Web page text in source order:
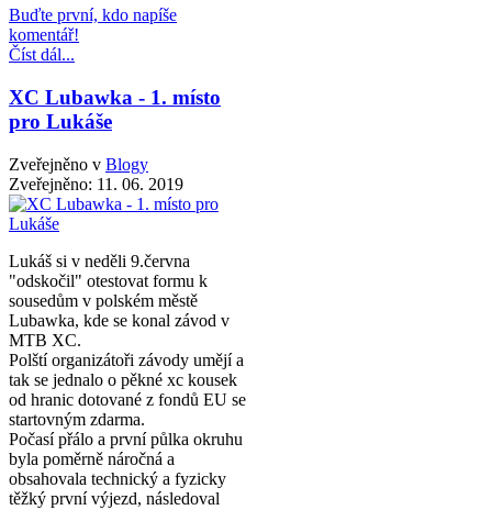
Buďte první, kdo napíše
komentář!
Číst dál...
XC Lubawka - 1. místo
pro Lukáše
Zveřejněno v Blogy
Zveřejněno: 11. 06. 2019
Lukáš si v neděli 9.června
"odskočil" otestovat formu k
sousedům v polském městě
Lubawka, kde se konal závod v
MTB XC.
Polští organizátoři závody umějí a
tak se jednalo o pěkné xc kousek
od hranic dotované z fondů EU se
startovným zdarma.
Počasí přálo a první půlka okruhu
byla poměrně náročná a
obsahovala technický a fyzicky
těžký první výjezd, následoval